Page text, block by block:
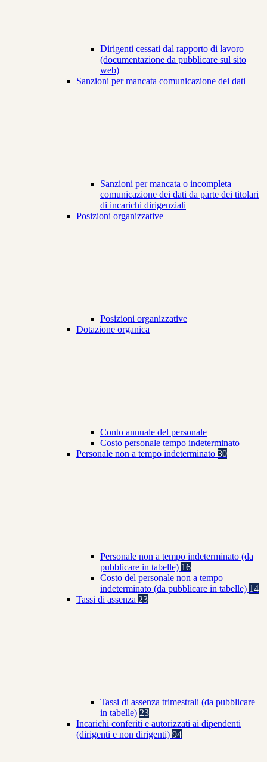
Dirigenti cessati dal rapporto di lavoro
(documentazione da pubblicare sul sito
web)
Sanzioni per mancata comunicazione dei dati
Sanzioni per mancata o incompleta
comunicazione dei dati da parte dei titolari
di incarichi dirigenziali
Posizioni organizzative
Posizioni organizzative
Dotazione organica
Conto annuale del personale
Costo personale tempo indeterminato
Personale non a tempo indeterminato 30
Personale non a tempo indeterminato (da
pubblicare in tabelle) 16
Costo del personale non a tempo
indeterminato (da pubblicare in tabelle) 14
Tassi di assenza 23
Tassi di assenza trimestrali (da pubblicare
in tabelle) 23
Incarichi conferiti e autorizzati ai dipendenti
(dirigenti e non dirigenti) 94